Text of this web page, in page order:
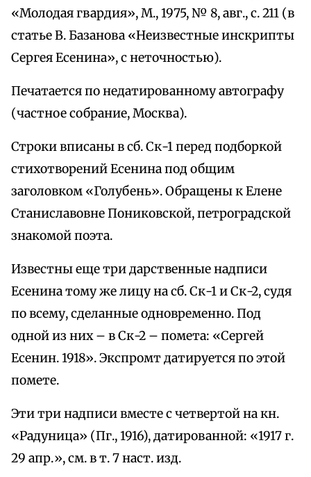
«Молодая гвардия», М., 1975, № 8, авг., с. 211 (в
статье В. Базанова «Неизвестные инскрипты
Сергея Есенина», с неточностью).
Печатается по недатированному автографу
(частное собрание, Москва).
Строки вписаны в сб. Ск-1 перед подборкой
стихотворений Есенина под общим
заголовком «Голубень». Обращены к Елене
Станиславовне Пониковской, петроградской
знакомой поэта.
Известны еще три дарственные надписи
Есенина тому же лицу на сб. Ск-1 и Ск-2, судя
по всему, сделанные одновременно. Под
одной из них – в Ск-2 – помета: «Сергей
Есенин. 1918». Экспромт датируется по этой
помете.
Эти три надписи вместе с четвертой на кн.
«Радуница» (Пг., 1916), датированной: «1917 г.
29 апр.», см. в т. 7 наст. изд.